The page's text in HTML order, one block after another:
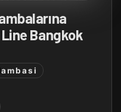
Bangkok